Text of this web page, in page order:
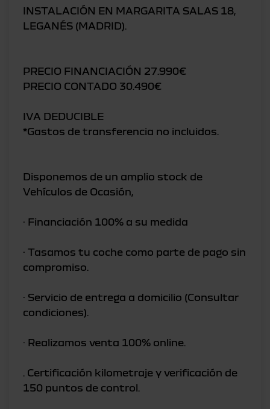
INSTALACIÓN EN MARGARITA SALAS 18,
LEGANÉS (MADRID).
PRECIO FINANCIACIÓN 27.990€
PRECIO CONTADO 30.490€
IVA DEDUCIBLE
*Gastos de transferencia no incluidos.
Disponemos de un amplio stock de
Vehículos de Ocasión,
· Financiación 100% a su medida
· Tasamos tu coche como parte de pago sin
compromiso.
· Servicio de entrega a domicilio (Consultar
condiciones).
· Realizamos venta 100% online.
. Certificación kilometraje y verificación de
150 puntos de control.